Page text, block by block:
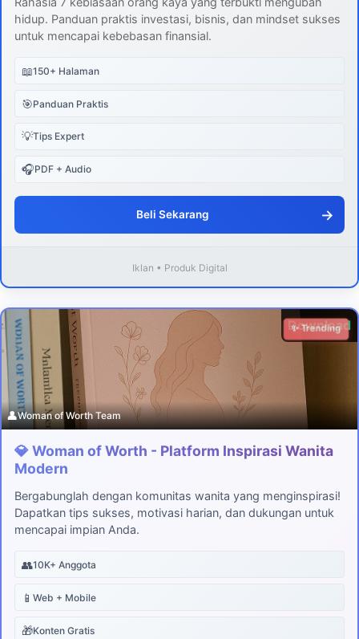
hidup. Panduan praktis investasi, bisnis, dan mindset sukses
untuk mencapai kebebasan finansial.
📖150+ Halaman
🎯Panduan Praktis
💡Tips Expert
🎧PDF + Audio
Beli Sekarang →
Iklan • Produk Digital
Download
✨ Trending
👤Woman of Worth Team
💎 Woman of Worth - Platform Inspirasi Wanita
Modern
Bergabunglah dengan komunitas wanita yang menginspirasi!
Dapatkan tips sukses, motivasi harian, dan dukungan untuk
mencapai impian Anda.
👥10K+ Anggota
📱 Web + Mobile
🎁Konten Gratis